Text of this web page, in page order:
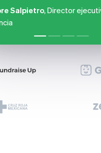
Salpietro, Director